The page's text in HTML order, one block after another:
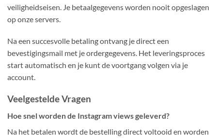
veiligheidseisen. Je betaalgegevens worden nooit opgeslagen
op onze servers.
Na een succesvolle betaling ontvang je direct een
bevestigingsmail met je ordergegevens. Het leveringsproces
start automatisch en je kunt de voortgang volgen via je
account.
Veelgestelde Vragen
Hoe snel worden de Instagram views geleverd?
Na het betalen wordt de bestelling direct voltooid en worden